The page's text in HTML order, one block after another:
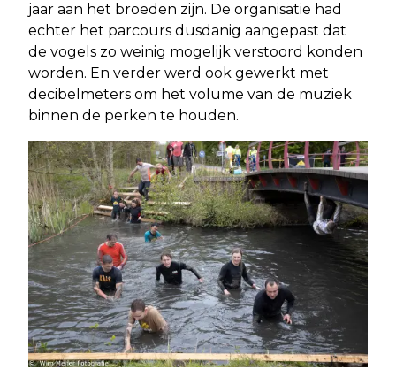
jaar aan het broeden zijn. De organisatie had
echter het parcours dusdanig aangepast dat
de vogels zo weinig mogelijk verstoord konden
worden. En verder werd ook gewerkt met
decibelmeters om het volume van de muziek
binnen de perken te houden.